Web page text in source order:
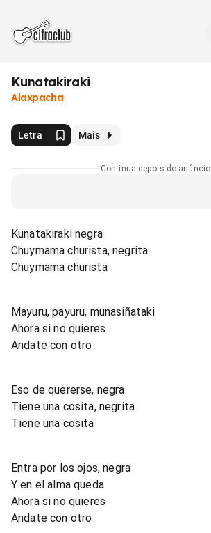
Kunatakiraki
Alaxpacha
Letra Mais
Continua depois do anúncio
Kunatakiraki negra
Chuymama churista, negrita
Chuymama churista
Mayuru, payuru, munasiñataki
Ahora si no quieres
Andate con otro
Eso de quererse, negra
Tiene una cosita, negrita
Tiene una cosita
Entra por los ojos, negra
Y en el alma queda
Ahora si no quieres
Andate con otro